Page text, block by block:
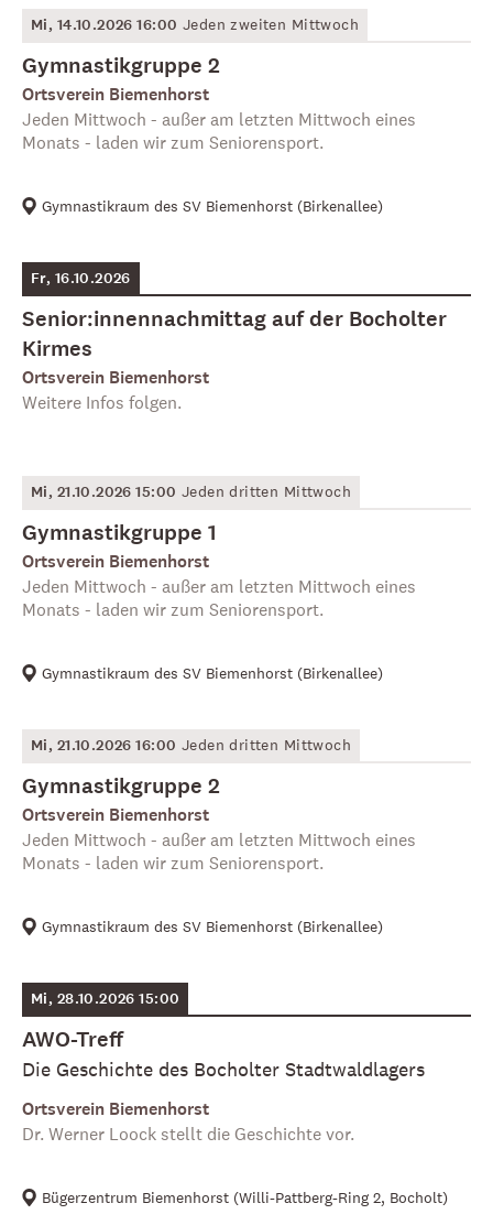
Mi, 14.10.2026 16:00 Jeden zweiten Mittwoch
Gymnastikgruppe 2
Ortsverein Biemenhorst
Jeden Mittwoch - außer am letzten Mittwoch eines
Monats - laden wir zum Seniorensport.
Gymnastikraum des SV Biemenhorst (Birkenallee)
Fr, 16.10.2026
Senior:innennachmittag auf der Bocholter
Kirmes
Ortsverein Biemenhorst
Weitere Infos folgen.
Mi, 21.10.2026 15:00 Jeden dritten Mittwoch
Gymnastikgruppe 1
Ortsverein Biemenhorst
Jeden Mittwoch - außer am letzten Mittwoch eines
Monats - laden wir zum Seniorensport.
Gymnastikraum des SV Biemenhorst (Birkenallee)
Mi, 21.10.2026 16:00 Jeden dritten Mittwoch
Gymnastikgruppe 2
Ortsverein Biemenhorst
Jeden Mittwoch - außer am letzten Mittwoch eines
Monats - laden wir zum Seniorensport.
Gymnastikraum des SV Biemenhorst (Birkenallee)
Mi, 28.10.2026 15:00
AWO-Treff
Die Geschichte des Bocholter Stadtwaldlagers
Ortsverein Biemenhorst
Dr. Werner Loock stellt die Geschichte vor.
Bügerzentrum Biemenhorst (Willi-Pattberg-Ring 2, Bocholt)